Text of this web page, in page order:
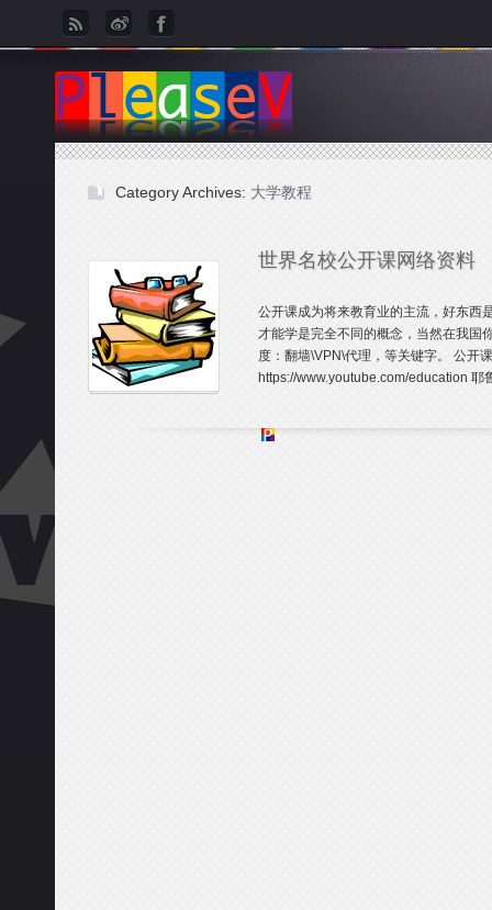
Category Archives: 大学教程
世界名校公开课网络资料
公开课成为将来教育业的主流，好东西
才能学是完全不同的概念，当然在我国
度：翻墙\VPN\代理，等关键字。 公开
https://www.youtube.com/education 耶